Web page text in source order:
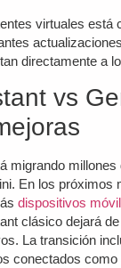
virtuales está
directamente a
vs
migrando millones
En los próximos
dispositivos
clásico dejará
La transición
conectados